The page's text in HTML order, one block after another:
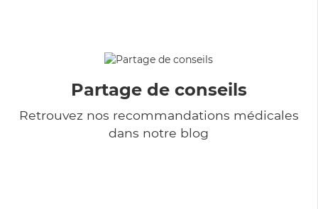
Partage de conseils
Retrouvez nos recommandations médicales
dans notre blog